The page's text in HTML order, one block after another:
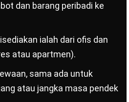
dan barang peribadi ke
ialah dari ofis dan
atau apartmen).
sama ada untuk
atau jangka masa pendek